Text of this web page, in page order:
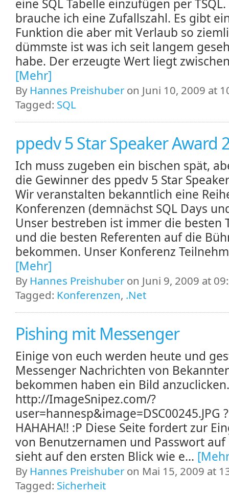
eine SQL Tabelle einzufügen per
brauche ich eine Zufallszahl. Es gibt
Funktion die aber mit Verlaub so
dümmste ist was ich seit langem
habe. Der erzeugte Wert liegt
[Mehr]
By Hannes Preishuber on Juni 10, 2009 at
Tagged: SQL
ppedv 5 Star Speaker Award
Ich muss zugeben ein bischen spät,
die Gewinner des ppedv 5 Star
Wir veranstalten bekanntlich eine
Konferenzen (demnächst SQL Days
Unser bestreben ist immer die besten
und die besten Referenten auf die
bekommen. Unser Konferenz
[Mehr]
By Hannes Preishuber on Juni 9, 2009 at
Tagged: Konferenzen, .Net
Pishing mit Messenger
Einige von euch werden heute und
Messenger Nachrichten von
bekommen haben ein Bild anzuclicken.
http://ImageSnipez.com/?
user=hannesp&image=DSC00245.JPG
HAHAHA!! :P Diese Seite fordert zur
von Benutzernamen und Passwort
sieht auf den ersten Blick wie e...
By Hannes Preishuber on Mai 15, 2009 at
Tagged: Sicherheit